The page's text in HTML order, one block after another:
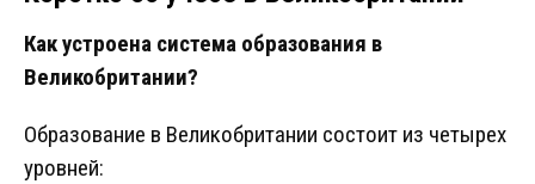
Как устроена система образования в
Великобритании?
Образование в Великобритании состоит из четырех
уровней: